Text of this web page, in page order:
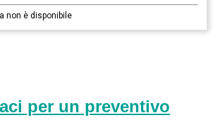
non è disponibile
per un preventivo